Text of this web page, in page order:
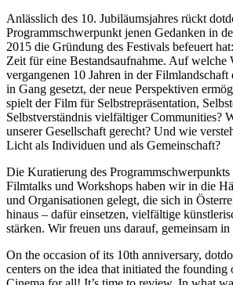
Anlässlich des 10. Jubiläumsjahres rückt
Programmschwerpunkt jenen Gedanken in
2015 die Gründung des Festivals befeuert
Zeit für eine Bestandsaufnahme. Auf welche
vergangenen 10 Jahren in der Filmlandschaft
in Gang gesetzt, der neue Perspektiven
spielt der Film für Selbstrepräsentation,
Selbstverständnis vielfältiger Communities?
unserer Gesellschaft gerecht? Und wie
Licht als Individuen und als Gemeinschaft?
Die Kuratierung des
Filmtalks und Workshops haben wir in die
und Organisationen gelegt, die sich in
hinaus – dafür einsetzen, vielfältige
stärken. Wir freuen uns darauf, gemeinsam
On the occasion of its 10th anniversary,
centers on the idea that initiated the